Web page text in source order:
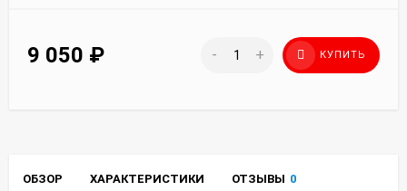
9 050 ₽ - + КУПИТЬ
ОБЗОР ХАРАКТЕРИСТИКИ ОТЗЫВЫ 0